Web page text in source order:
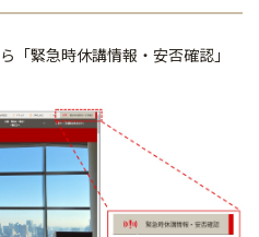
「緊急時休講情報・安否確認」